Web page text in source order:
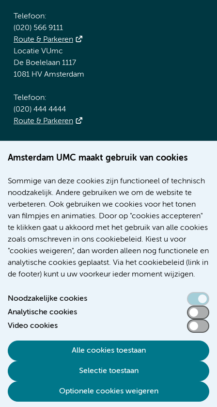
Amsterdam UMC maakt gebruik van cookies
Sommige van deze cookies zijn functioneel of technisch
noodzakelijk. Andere gebruiken we om de website te
verbeteren. Ook gebruiken we cookies voor het tonen
van filmpjes en animaties. Door op "cookies accepteren"
te klikken gaat u akkoord met het gebruik van alle cookies
zoals omschreven in ons cookiebeleid. Kiest u voor
"cookies weigeren", dan worden alleen nog functionele en
analytische cookies geplaatst. Via het cookiebeleid (link in
de footer) kunt u uw voorkeur ieder moment wijzigen.
Noodzakelijke cookies
Analytische cookies
Video cookies
Alle cookies toestaan
Selectie toestaan
Optionele cookies weigeren
Telefoon:
(020) 566 9111
Route & Parkeren
Locatie VUmc
De Boelelaan 1117
1081 HV Amsterdam
Telefoon:
(020) 444 4444
Route & Parkeren
Werken bij Amsterdam UMC
Nieuws
Educatie Locatie AMC
Educatie Locatie VUmc
Toegankelijkheidsverklaring
Algemene privacyverklaring